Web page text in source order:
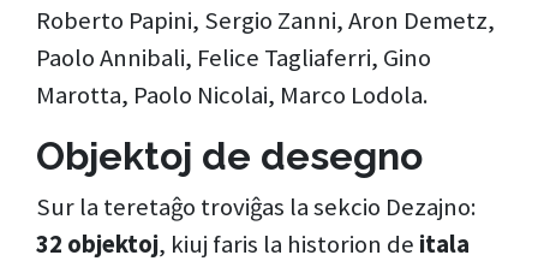
Roberto Papini, Sergio Zanni, Aron Demetz,
Paolo Annibali, Felice Tagliaferri, Gino
Marotta, Paolo Nicolai, Marco Lodola.
Objektoj de desegno
Sur la teretaĝo troviĝas la sekcio Dezajno:
32 objektoj, kiuj faris la historion de itala